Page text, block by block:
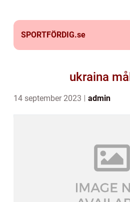
SPORTFÖRDIG.se
ukraina
14 september 2023 admin